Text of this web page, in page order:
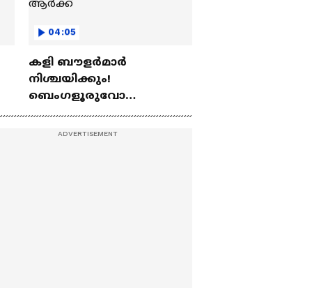
04:05
കളി ബൗളര്‍മാര്‍
നിശ്ചയിക്കും!
ബെംഗളൂരുവോ